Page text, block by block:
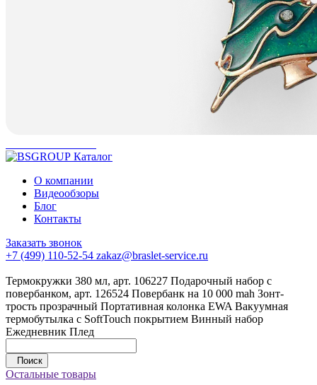
Каталог
О компании
Видеообзоры
Блог
Контакты
Заказать звонок
+7 (499) 110-52-54 zakaz@braslet-service.ru
Термокружки 380 мл, арт. 106227 Подарочный набор с
повербанком, арт. 126524 Повербанк на 10 000 mah Зонт-
трость прозрачный Портативная колонка EWA Вакуумная
термобутылка с SoftTouch покрытием Винный набор
Ежедневник Плед
Поиск
Остальные товары